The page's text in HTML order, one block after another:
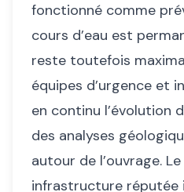
fonctionné comme
cours d’eau est
reste toutefois
équipes d’urgence et
en continu l’évolution
des analyses
autour de l’ouvrage.
infrastructure réputée